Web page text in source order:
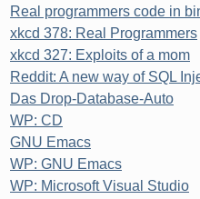
Real programmers code in
xkcd 378: Real Programmers
xkcd 327: Exploits of a mom
Reddit: A new way of SQL
Das Drop-Database-Auto
WP: CD
GNU Emacs
WP: GNU Emacs
WP: Microsoft Visual Studio